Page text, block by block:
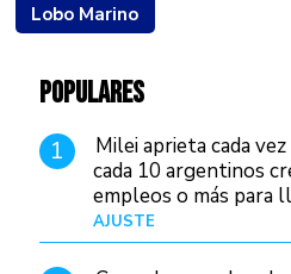
Lobo Marino
POPULARES
1
Milei aprieta cada
cada 10 argentinos
empleos o más para
AJUSTE